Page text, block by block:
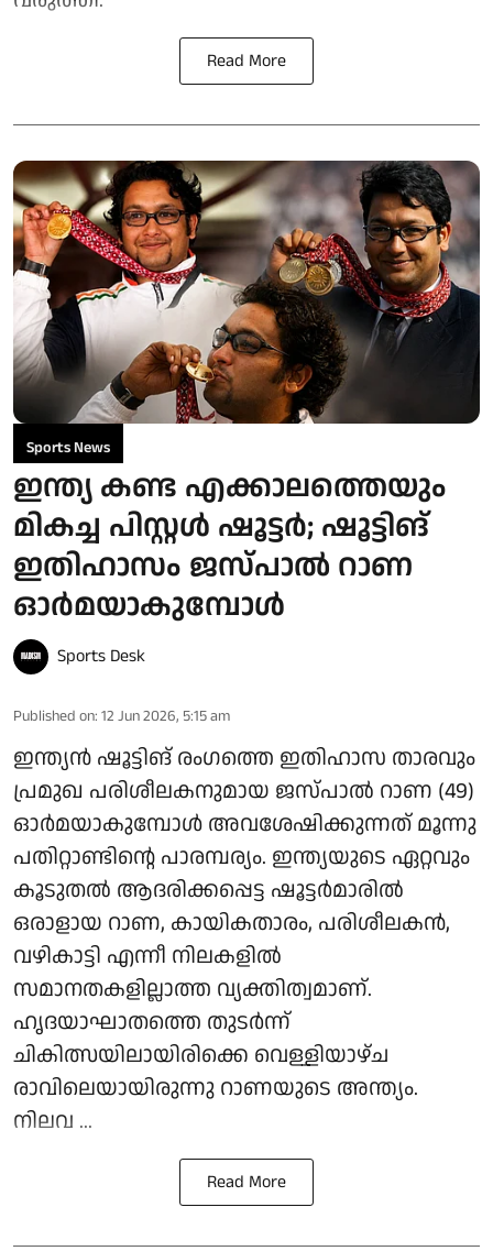
Read More
Sports News
ഇന്ത്യ കണ്ട എക്കാലത്തെയും
മികച്ച പിസ്റ്റൾ ഷൂട്ടർ; ഷൂട്ടിങ്
ഇതിഹാസം ജസ്പാല്‍ റാണ
ഓർമയാകുമ്പോൾ
Sports Desk
Published on: 12 Jun 2026, 5:15 am
ഇന്ത്യന്‍ ഷൂട്ടിങ് രംഗത്തെ ഇതിഹാസ താരവും
പ്രമുഖ പരിശീലകനുമായ ജസ്പാല്‍ റാണ (49)
ഓർമയാകുമ്പോൾ അവശേഷിക്കുന്നത് മൂന്നു
പതിറ്റാണ്ടിന്റെ പാരമ്പര്യം. ഇന്ത്യയുടെ ഏറ്റവും
കൂടുതല്‍ ആദരിക്കപ്പെട്ട ഷൂട്ടര്‍മാരില്‍
ഒരാളായ റാണ, കായികതാരം, പരിശീലകന്‍,
വഴികാട്ടി എന്നീ നിലകളില്‍
സമാനതകളില്ലാത്ത വ്യക്തിത്വമാണ്.
ഹൃദയാഘാതത്തെ തുടര്‍ന്ന്
ചികിത്സയിലായിരിക്കെ വെള്ളിയാഴ്ച
രാവിലെയായിരുന്നു റാണയുടെ അന്ത്യം.
നിലവ ...
Read More